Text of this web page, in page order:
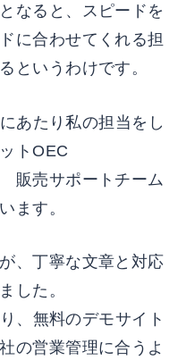
なると、スピードを
に合わせてくれる担
というわけです。
あたり私の担当をし
トOEC
販売サポートチーム
ます。
、丁寧な文章と対応
した。
、無料のデモサイト
の営業管理に合うよ